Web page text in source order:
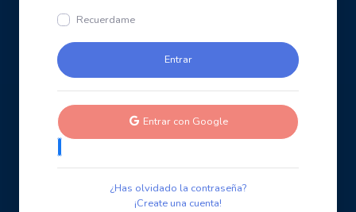
Recuerdame
Entrar con Google
¿Has olvidado la contraseña?
¡Create una cuenta!